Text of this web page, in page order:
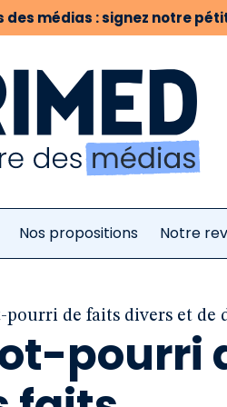
médias : signez notre
Nos propositions Notre
pourri de faits divers et de
pourri